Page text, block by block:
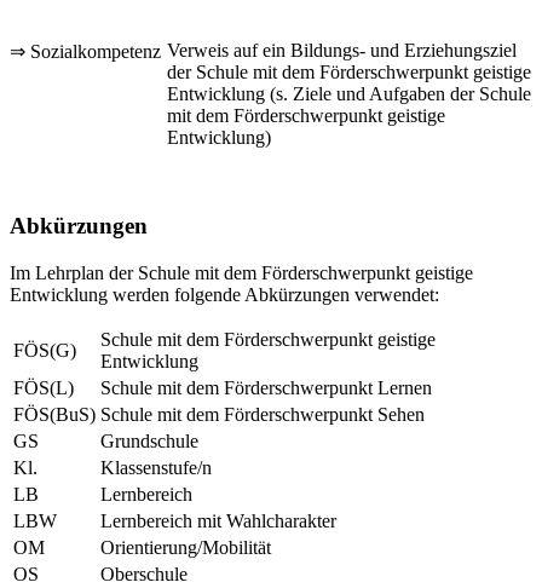
⇒ Sozialkompetenz Verweis auf ein Bildungs- und Erziehungsziel
der Schule mit dem Förderschwerpunkt geistige
Entwicklung (s. Ziele und Aufgaben der Schule
mit dem Förderschwerpunkt geistige
Entwicklung)
Abkürzungen
Im Lehrplan der Schule mit dem Förderschwerpunkt geistige
Entwicklung werden folgende Abkürzungen verwendet:
FÖS(G)
Schule mit dem Förderschwerpunkt geistige
Entwicklung
FÖS(L)
Schule mit dem Förderschwerpunkt Lernen
FÖS(BuS) Schule mit dem Förderschwerpunkt Sehen
GS
Grundschule
Kl.
Klassenstufe/n
LB
Lernbereich
LBW
Lernbereich mit Wahlcharakter
OM
Orientierung/Mobilität
OS
Oberschule